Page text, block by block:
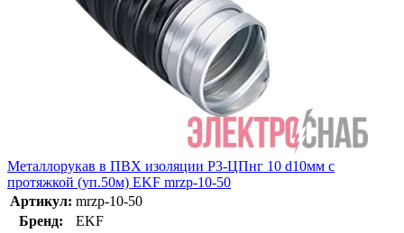
Металлорукав в ПВХ изоляции Р3-ЦПнг 10 d10мм с
протяжкой (уп.50м) EKF mrzp-10-50
Артикул: mrzp-10-50
Бренд:
EKF